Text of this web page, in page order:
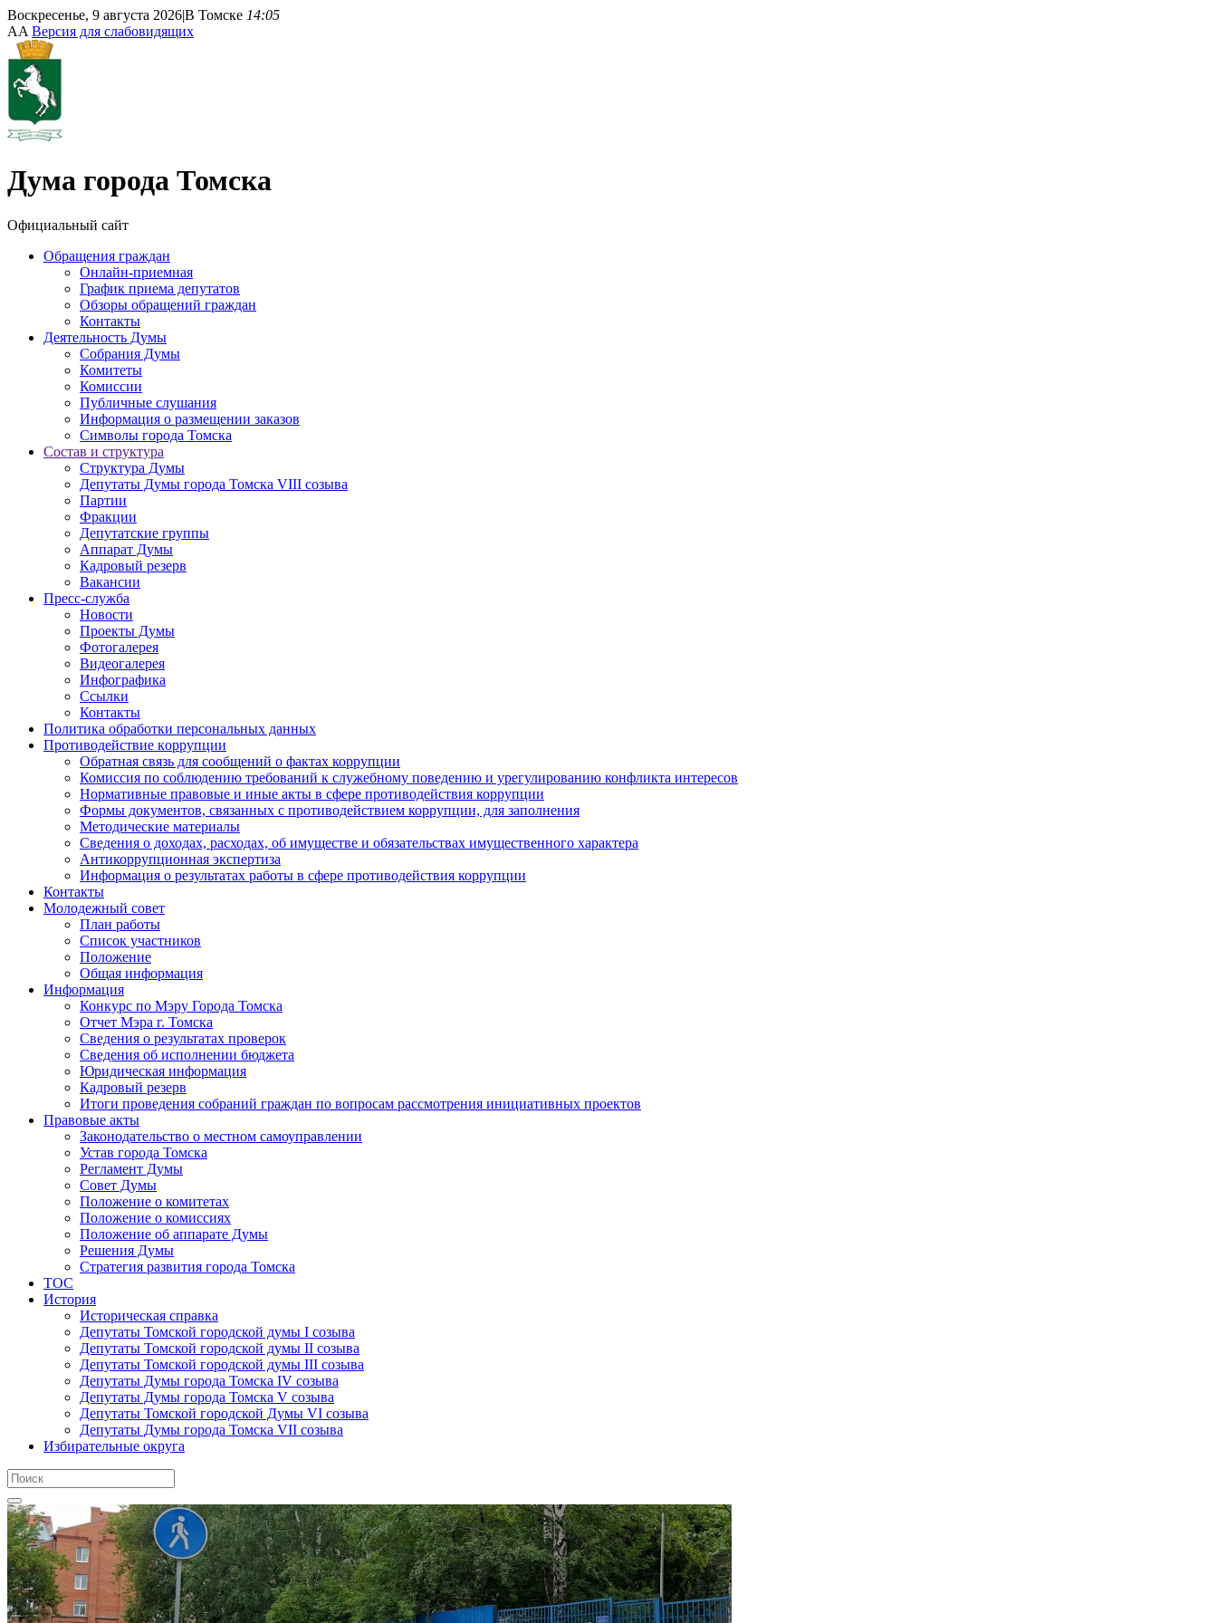
Воскресенье, 9 августа 2026|В Томске 14:05
AA Версия для слабовидящих
Дума города Томска
Официальный сайт
Обращения граждан
Онлайн-приемная
График приема депутатов
Обзоры обращений граждан
Контакты
Деятельность Думы
Собрания Думы
Комитеты
Комиссии
Публичные слушания
Информация о размещении заказов
Символы города Томска
Состав и структура
Структура Думы
Депутаты Думы города Томска VIII созыва
Партии
Фракции
Депутатские группы
Аппарат Думы
Кадровый резерв
Вакансии
Пресс-служба
Новости
Проекты Думы
Фотогалерея
Видеогалерея
Инфографика
Ссылки
Контакты
Политика обработки персональных данных
Прoтивoдeйствие кoрpупции
Обратная связь для сообщений о фактах коррупции
Комиссия по соблюдению требований к служебному поведению и урегулированию конфликта интересов
Нормативные правовые и иные акты в сфере противодействия коррупции
Формы документов, связанных с противодействием коррупции, для заполнения
Методические материалы
Сведения о доходах, расходах, об имуществе и обязательствах имущественного характера
Антикоррупционная экспертиза
Информация о результатах работы в сфере противодействия коррупции
Контакты
Молодежный совет
План работы
Список участников
Положение
Общая информация
Информация
Конкурс по Мэру Города Томска
Отчет Мэра г. Томска
Сведения о результатах проверок
Сведения об исполнении бюджета
Юридическая информация
Кадровый резерв
Итоги проведения собраний граждан по вопросам рассмотрения инициативных проектов
Правовые акты
Законодательство о местном самоуправлении
Устав города Томска
Регламент Думы
Совет Думы
Положение о комитетах
Положение о комиссиях
Положение об аппарате Думы
Решения Думы
Стратегия развития города Томска
ТОС
История
Историческая справка
Депутаты Томской городской думы I созыва
Депутаты Томской городской думы II созыва
Депутаты Томской городской думы III созыва
Депутаты Думы города Томска IV созыва
Депутаты Думы города Томска V созыва
Депутаты Томской городской Думы VI созыва
Депутаты Думы города Томска VII созыва
Избирательные округа